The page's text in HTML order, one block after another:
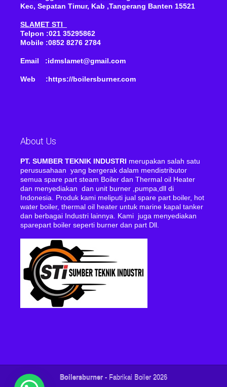
Kec, Sepatan Timur, Kab ,Tangerang Banten 15521
SLAMET STI
Telpon :021 35295862
Mobile :0852 8276 2784
Email :idmslamet@gmail.com
Web :https://boilersburner.com
About Us
PT. SUMBER TEKNIK INDUSTRI merupakan salah satu
perususahaan yang bergerak dalam mendistributor
semua spare part steam Boiler dan Thermal oil Heater
dan menyediakan dan unit burner ,pumpa,dll di
Indonesia. Produk kami meliputi jual spare part boiler, hot
water boiler, thermal oil heater untuk marine kapal tanker
dan berbagai Industri lainnya. Kami juga menyediakan
sparepart boiler seperti burner dan part Dll.
Boilersburner - Fabrikai Boiler 2026